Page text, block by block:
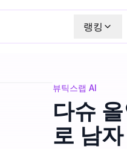
랭킹
뷰틱스랩 AI
다슈
로 남